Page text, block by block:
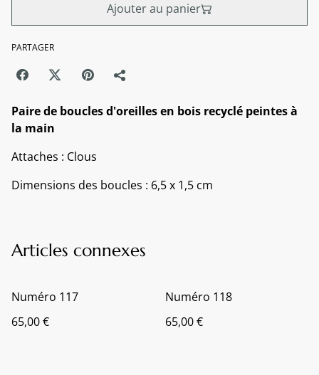
Ajouter au panier
PARTAGER
Paire de boucles d'oreilles en bois recyclé peintes à
la main
Attaches : Clous
Dimensions des boucles : 6,5 x 1,5 cm
Articles connexes
Numéro 117
65,00 €
Numéro 118
65,00 €